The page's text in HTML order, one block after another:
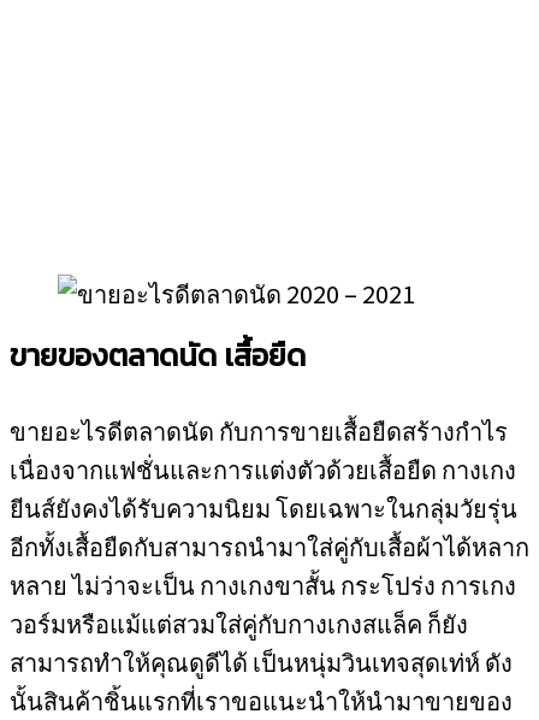
ขายของตลาดนัด เสื้อยืด
ขายอะไรดีตลาดนัด กับการขายเสื้อยืดสร้างกำไร
เนื่องจากแฟชั่นและการแต่งตัวด้วยเสื้อยืด กางเกง
ยีนส์ยังคงได้รับความนิยม โดยเฉพาะในกลุ่มวัยรุ่น
อีกทั้งเสื้อยืดกับสามารถนำมาใส่คู่กับเสื้อผ้าได้หลาก
หลาย ไม่ว่าจะเป็น กางเกงขาสั้น กระโปร่ง การเกง
วอร์มหรือแม้แต่สวมใส่คู่กับกางเกงสแล็ค ก็ยัง
สามารถทำให้คุณดูดีได้ เป็นหนุ่มวินเทจสุดเท่ห์ ดัง
นั้นสินค้าชิ้นแรกที่เราขอแนะนำให้นำมาขายของ